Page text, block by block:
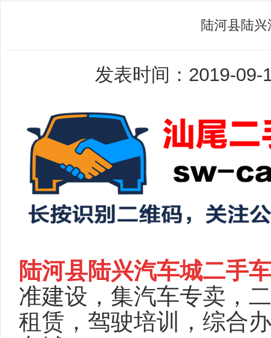
陆河县陆
发表时间：2019-
陆河县陆兴汽车城二手
准建设，集汽车专卖，
租赁，驾驶培训，综合